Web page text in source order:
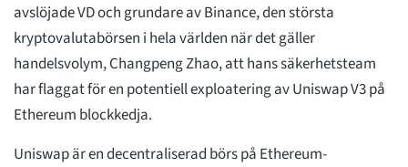
avslöjade VD och grundare av Binance, den största
kryptovalutabörsen i hela världen när det gäller
handelsvolym, Changpeng Zhao, att hans säkerhetsteam
har flaggat för en potentiell exploatering av Uniswap V3 på
Ethereum blockkedja.
Uniswap är en decentraliserad börs på Ethereum-